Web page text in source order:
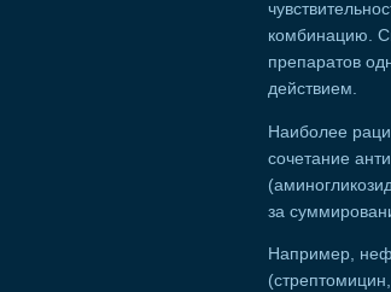
комбинацию.
препаратов
действием.
Наиболее
сочетание
за
Например,